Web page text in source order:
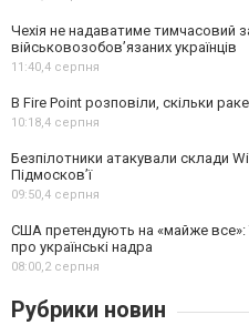
Чехія не надаватиме тимчасовий
військовозобов’язаних українців
11:40,4 серпня
В Fire Point розповіли, скільки
10:18,4 серпня
Безпілотники атакували склади
Підмосков’ї
09:50,4 серпня
США претендують на «майже все»:
про українські надра
08:00,2 серпня
Рубрики новин